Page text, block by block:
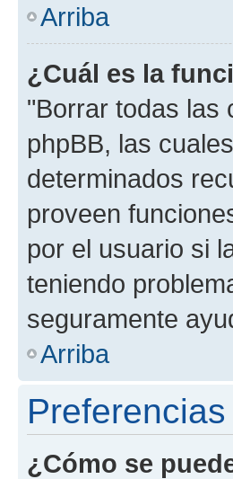
Arriba
¿Cuál es la
"Borrar todas las
phpBB, las
determinados
proveen
por el usuario si
teniendo
seguramente
Arriba
¿Cómo se